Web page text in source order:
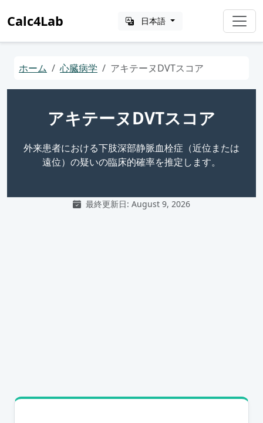
Calc4Lab 日本語
ホーム 心臓病学 アキテーヌDVTスコア
アキテーヌDVTスコア
外来患者における下肢深部静脈血栓症（近位または
遠位）の疑いの臨床的確率を推定します。
最終更新日: August 9, 2026